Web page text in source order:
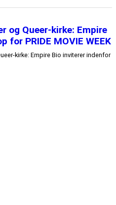
og Queer-kirke: Empire
for PRIDE MOVIE WEEK
kirke: Empire Bio inviterer indenfor